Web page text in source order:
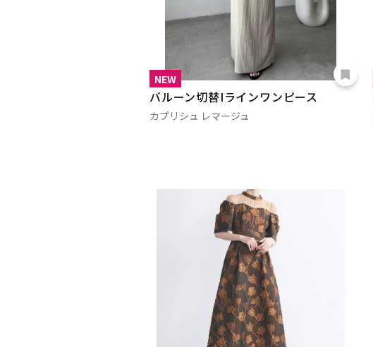
NEW
バルーン切替Iラインワンピース
カプリシュ レマージュ